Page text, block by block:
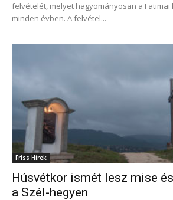
felvételét, melyet hagyományosan a
minden évben. A felvétel...
Friss Hírek
Húsvétkor ismét lesz mise
a Szél-hegyen